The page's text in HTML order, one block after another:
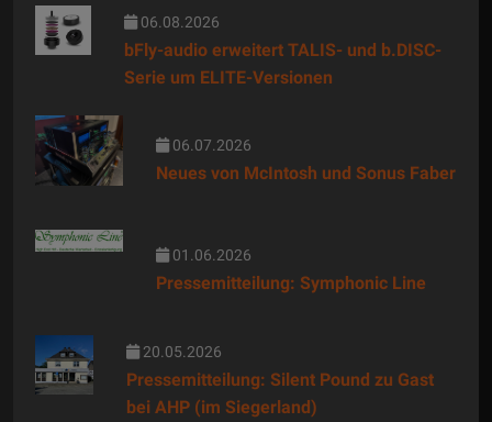
06.08.2026
bFly-audio erweitert TALIS- und b.DISC-
Serie um ELITE-Versionen
06.07.2026
Neues von McIntosh und Sonus Faber
01.06.2026
Pressemitteilung: Symphonic Line
20.05.2026
Pressemitteilung: Silent Pound zu Gast
bei AHP (im Siegerland)